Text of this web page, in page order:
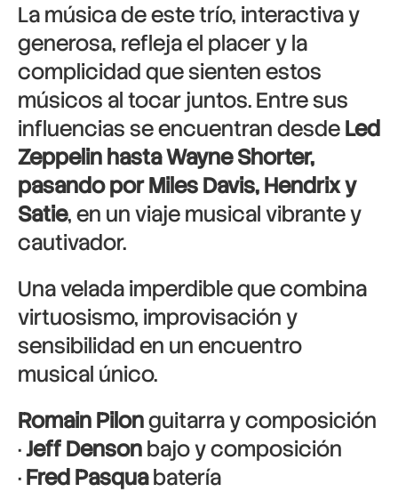
La música de este trío, interactiva y
generosa, refleja el placer y la
complicidad que sienten estos
músicos al tocar juntos. Entre sus
influencias se encuentran desdeLed
Zeppelin hasta Wayne Shorter,
pasando por Miles Davis, Hendrix y
Satie, en un viaje musical vibrante y
cautivador.
Una velada imperdible que combina
virtuosismo, improvisación y
sensibilidad en un encuentro
musical único.
Romain Pilonguitarra y composición
·Jeff Densonbajo y composición
·Fred Pasquabatería